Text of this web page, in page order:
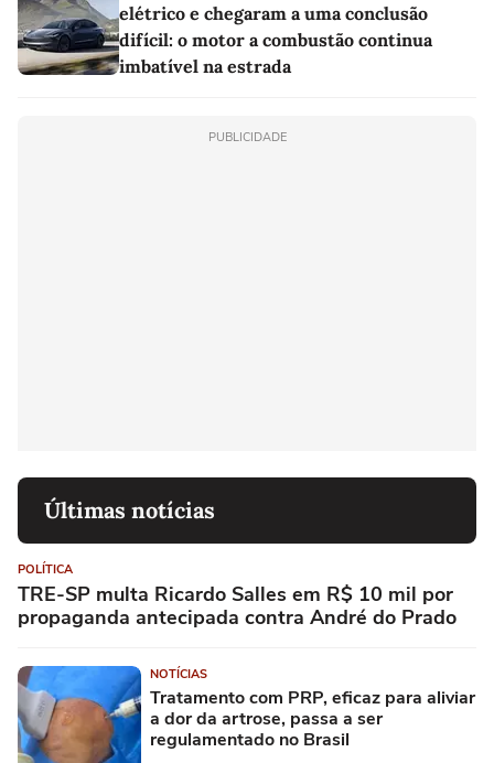
elétrico e chegaram a uma conclusão
difícil: o motor a combustão continua
imbatível na estrada
PUBLICIDADE
Últimas notícias
POLÍTICA
TRE-SP multa Ricardo Salles em R$ 10 mil por
propaganda antecipada contra André do Prado
NOTÍCIAS
Tratamento com PRP, eficaz para aliviar
a dor da artrose, passa a ser
regulamentado no Brasil